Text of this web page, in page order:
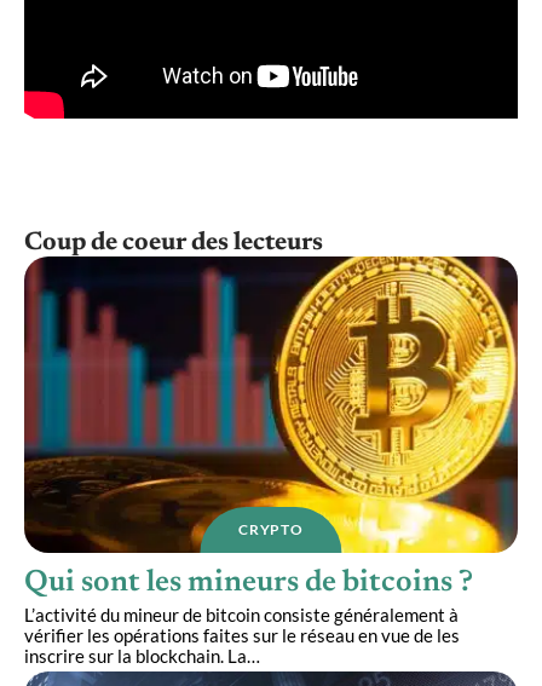
Coup de coeur des lecteurs
CRYPTO
Qui sont les mineurs de bitcoins ?
L’activité du mineur de bitcoin consiste généralement à
vérifier les opérations faites sur le réseau en vue de les
inscrire sur la blockchain. La…